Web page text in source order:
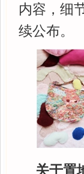
内容，细
续公布。
关于置